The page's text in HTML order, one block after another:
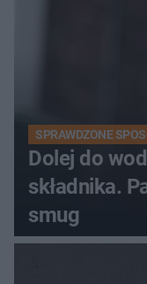
SPRAWDZONE
Dolej do
składnika.
smug